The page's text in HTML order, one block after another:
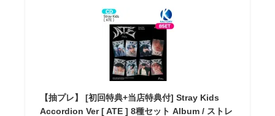
【抽プレ】 [初回特典+当店特典付] Stray Kids
Accordion Ver [ ATE ] 8種セット Album / ストレ